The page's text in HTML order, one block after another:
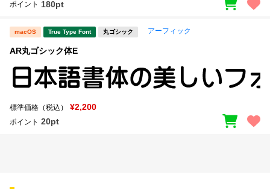
ポイント 180pt
macOS True Type Font 丸ゴシック アーフィック
AR丸ゴシック体E
標準価格（税込） ¥2,200
ポイント 20pt